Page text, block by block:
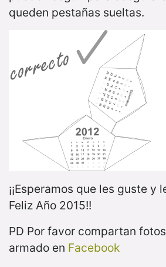
queden pestañas sueltas.
¡¡Esperamos que les guste y
Feliz Año 2015!!
PD Por favor compartan
armado en Facebook